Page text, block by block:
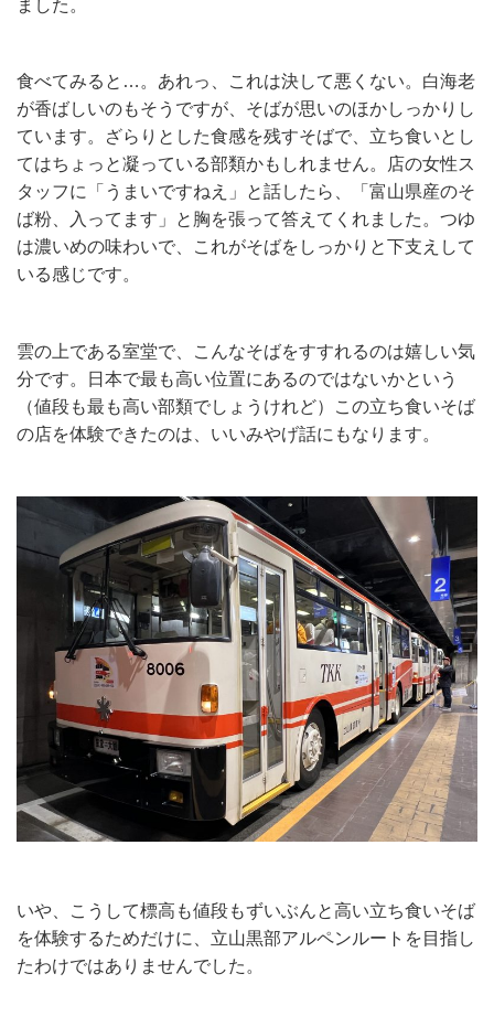
ました。
食べてみると…。あれっ、これは決して悪くない。白海老
が香ばしいのもそうですが、そばが思いのほかしっかりし
ています。ざらりとした食感を残すそばで、立ち食いとし
てはちょっと凝っている部類かもしれません。店の女性ス
タッフに「うまいですねえ」と話したら、「富山県産のそ
ば粉、入ってます」と胸を張って答えてくれました。つゆ
は濃いめの味わいで、これがそばをしっかりと下支えして
いる感じです。
雲の上である室堂で、こんなそばをすすれるのは嬉しい気
分です。日本で最も高い位置にあるのではないかという
（値段も最も高い部類でしょうけれど）この立ち食いそば
の店を体験できたのは、いいみやげ話にもなります。
いや、こうして標高も値段もずいぶんと高い立ち食いそば
を体験するためだけに、立山黒部アルペンルートを目指し
たわけではありませんでした。